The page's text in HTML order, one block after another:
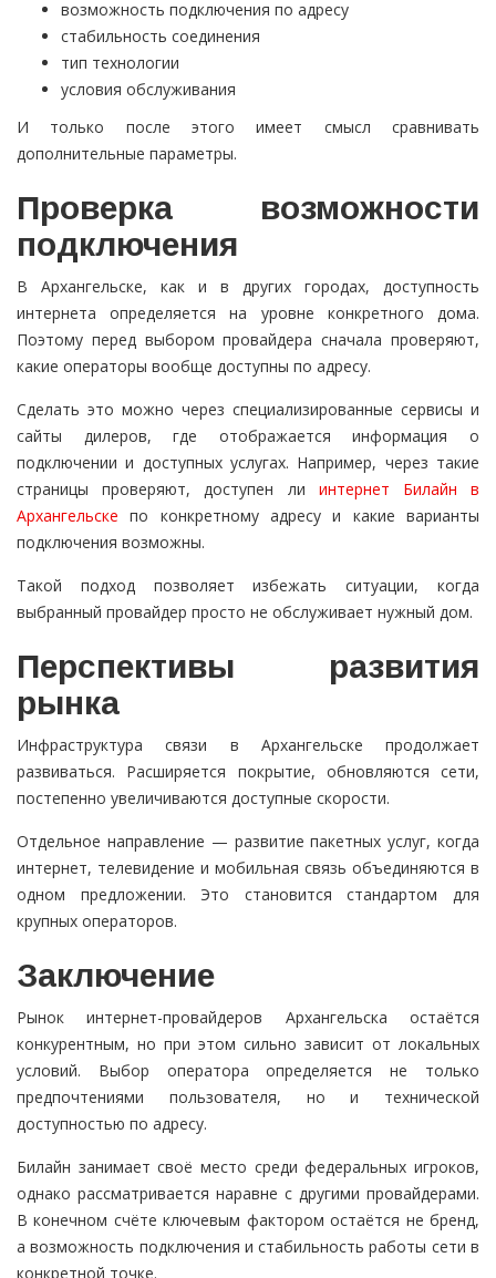
возможность подключения по адресу
стабильность соединения
тип технологии
условия обслуживания
И только после этого имеет смысл сравнивать
дополнительные параметры.
Проверка возможности
подключения
В Архангельске, как и в других городах, доступность
интернета определяется на уровне конкретного дома.
Поэтому перед выбором провайдера сначала проверяют,
какие операторы вообще доступны по адресу.
Сделать это можно через специализированные сервисы и
сайты дилеров, где отображается информация о
подключении и доступных услугах. Например, через такие
страницы проверяют, доступен ли интернет Билайн в
Архангельске по конкретному адресу и какие варианты
подключения возможны.
Такой подход позволяет избежать ситуации, когда
выбранный провайдер просто не обслуживает нужный дом.
Перспективы развития
рынка
Инфраструктура связи в Архангельске продолжает
развиваться. Расширяется покрытие, обновляются сети,
постепенно увеличиваются доступные скорости.
Отдельное направление — развитие пакетных услуг, когда
интернет, телевидение и мобильная связь объединяются в
одном предложении. Это становится стандартом для
крупных операторов.
Заключение
Рынок интернет-провайдеров Архангельска остаётся
конкурентным, но при этом сильно зависит от локальных
условий. Выбор оператора определяется не только
предпочтениями пользователя, но и технической
доступностью по адресу.
Билайн занимает своё место среди федеральных игроков,
однако рассматривается наравне с другими провайдерами.
В конечном счёте ключевым фактором остаётся не бренд,
а возможность подключения и стабильность работы сети в
конкретной точке.